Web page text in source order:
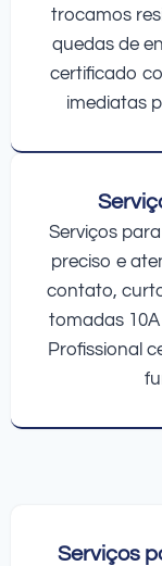
trocamos
quedas de
certificado
imediatas
Serviços
preciso e
contato,
tomadas
Profissional
Serviços